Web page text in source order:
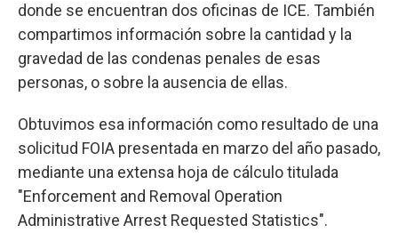
donde se encuentran dos oficinas de ICE. También
compartimos información sobre la cantidad y la
gravedad de las condenas penales de esas
personas, o sobre la ausencia de ellas.
Obtuvimos esa información como resultado de una
solicitud FOIA presentada en marzo del año pasado,
mediante una extensa hoja de cálculo titulada
"Enforcement and Removal Operation
Administrative Arrest Requested Statistics".